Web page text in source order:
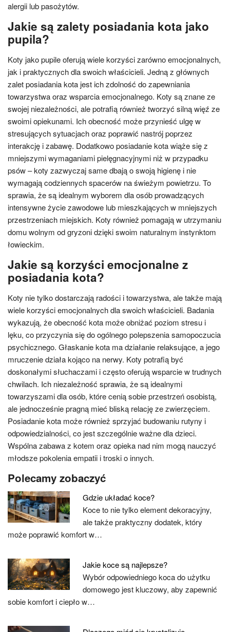
alergii lub pasożytów.
Jakie są zalety posiadania kota jako
pupila?
Koty jako pupile oferują wiele korzyści zarówno emocjonalnych,
jak i praktycznych dla swoich właścicieli. Jedną z głównych
zalet posiadania kota jest ich zdolność do zapewniania
towarzystwa oraz wsparcia emocjonalnego. Koty są znane ze
swojej niezależności, ale potrafią również tworzyć silną więź ze
swoimi opiekunami. Ich obecność może przynieść ulgę w
stresujących sytuacjach oraz poprawić nastrój poprzez
interakcję i zabawę. Dodatkowo posiadanie kota wiąże się z
mniejszymi wymaganiami pielęgnacyjnymi niż w przypadku
psów – koty zazwyczaj same dbają o swoją higienę i nie
wymagają codziennych spacerów na świeżym powietrzu. To
sprawia, że są idealnym wyborem dla osób prowadzących
intensywne życie zawodowe lub mieszkających w mniejszych
przestrzeniach miejskich. Koty również pomagają w utrzymaniu
domu wolnym od gryzoni dzięki swoim naturalnym instynktom
łowieckim.
Jakie są korzyści emocjonalne z
posiadania kota?
Koty nie tylko dostarczają radości i towarzystwa, ale także mają
wiele korzyści emocjonalnych dla swoich właścicieli. Badania
wykazują, że obecność kota może obniżać poziom stresu i
lęku, co przyczynia się do ogólnego polepszenia samopoczucia
psychicznego. Głaskanie kota ma działanie relaksujące, a jego
mruczenie działa kojąco na nerwy. Koty potrafią być
doskonałymi słuchaczami i często oferują wsparcie w trudnych
chwilach. Ich niezależność sprawia, że są idealnymi
towarzyszami dla osób, które cenią sobie przestrzeń osobistą,
ale jednocześnie pragną mieć bliską relację ze zwierzęciem.
Posiadanie kota może również sprzyjać budowaniu rutyny i
odpowiedzialności, co jest szczególnie ważne dla dzieci.
Wspólna zabawa z kotem oraz opieka nad nim mogą nauczyć
młodsze pokolenia empatii i troski o innych.
Polecamy zobaczyć
Gdzie układać koce?
Koce to nie tylko element dekoracyjny,
ale także praktyczny dodatek, który
może poprawić komfort w…
Jakie koce są najlepsze?
Wybór odpowiedniego koca do użytku
domowego jest kluczowy, aby zapewnić
sobie komfort i ciepło w…